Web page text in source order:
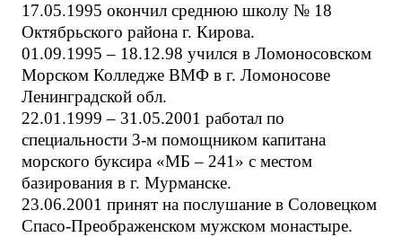
17.05.1995 окончил среднюю школу № 18
Октябрьского района г. Кирова.
01.09.1995 – 18.12.98 учился в Ломоносовском
Морском Колледже ВМФ в г. Ломоносове
Ленинградской обл.
22.01.1999 – 31.05.2001 работал по
специальности 3-м помощником капитана
морского буксира «МБ – 241» с местом
базирования в г. Мурманске.
23.06.2001 принят на послушание в Соловецком
Спасо-Преображенском мужском монастыре.